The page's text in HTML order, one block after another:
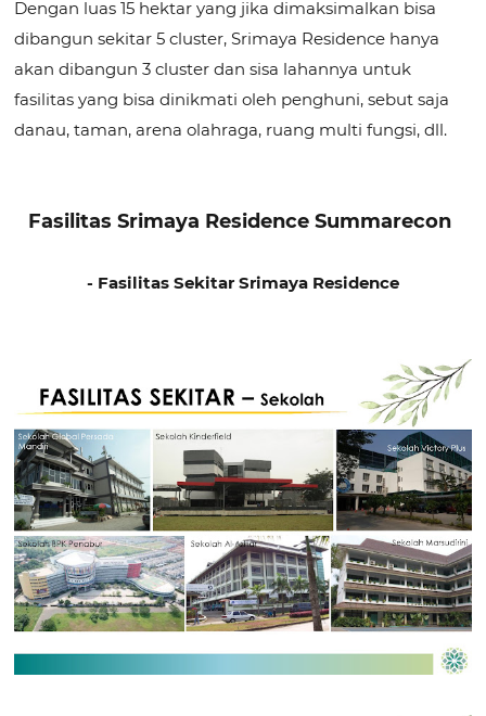
Dengan luas 15 hektar yang jika dimaksimalkan bisa
dibangun sekitar 5 cluster, Srimaya Residence hanya
akan dibangun 3 cluster dan sisa lahannya untuk
fasilitas yang bisa dinikmati oleh penghuni, sebut saja
danau, taman, arena olahraga, ruang multi fungsi, dll.
Fasilitas Srimaya Residence Summarecon
- Fasilitas Sekitar Srimaya Residence